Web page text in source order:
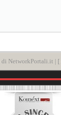
di NetworkPortali.it | [